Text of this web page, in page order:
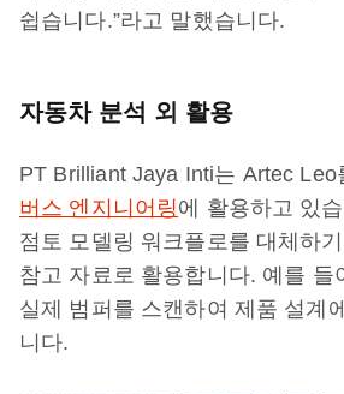
쉽습니다.”라고 말했습니다.
자동차 분석 외 활용
PT Brilliant Jaya Inti는 Artec Leo
버스 엔지니어링에 활용하고 있
점토 모델링 워크플로를 대체하
참고 자료로 활용합니다. 예를 들
실제 범퍼를 스캔하여 제품 설계
니다.